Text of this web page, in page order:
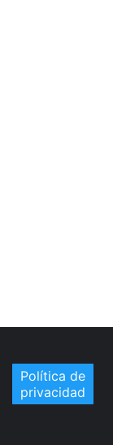
Política de
privacidad